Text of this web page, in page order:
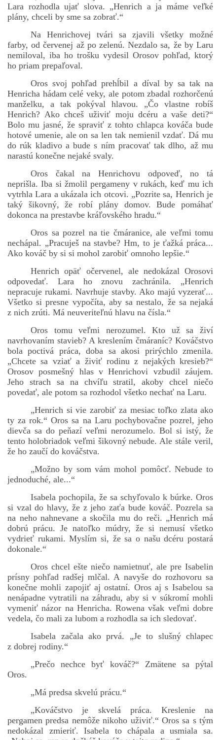
Lara rozhodla ujať slova. „Henrich a ja máme veľké
plány, chceli by sme sa zobrať.“
Na Henrichovej tvári sa zjavili všetky možné
farby, od červenej až po zelenú. Nezdalo sa, že by Laru
nemiloval, iba ho trošku vydesil Orosov pohľad, ktorý
ho priam prepaľoval.
Oros svoj pohľad prehĺbil a díval by sa tak na
Henricha hádam celé veky, ale potom zbadal rozhorčenú
manželku, a tak pokýval hlavou. „Čo vlastne robíš
Henrich? Ako chceš uživiť moju dcéru a vaše deti?“
Bolo mu jasné, že spraviť z tohto chlapca kováča bude
hotové umenie, ale on sa len tak nemienil vzdať. Dá mu
do rúk kladivo a bude s ním pracovať tak dlho, až mu
narastú konečne nejaké svaly.
Oros čakal na Henrichovu odpoveď, no tá
neprišla. Iba si žmolil pergameny v rukách, keď mu ich
vytrhla Lara a ukázala ich otcovi. „Pozrite sa, Henrich je
taký šikovný, že robí plány domov. Bude pomáhať
dokonca na prestavbe kráľovského hradu.“
Oros sa pozrel na tie čmáranice, ale veľmi tomu
nechápal. „Pracuješ na stavbe? Hm, to je ťažká práca...
Ako kováč by si si mohol zarobiť omnoho lepšie.“
Henrich opäť očervenel, ale nedokázal Orosovi
odpovedať. Lara ho znovu zachránila. „Henrich
nepracuje rukami. Navrhuje stavby. Ako majú vyzerať...
Všetko si presne vypočíta, aby sa nestalo, že sa nejaká
z nich zrúti. Má neuveriteľnú hlavu na čísla.“
Oros tomu veľmi nerozumel. Kto už sa živí
navrhovaním stavieb? A kreslením čmáraníc? Kováčstvo
bola poctivá práca, doba sa akosi prirýchlo zmenila.
„Chcete sa vziať a živiť rodinu z nejakých kresieb?“
Orosov posmešný hlas v Henrichovi vzbudil záujem.
Jeho strach sa na chvíľu stratil, akoby chcel niečo
povedať, ale potom sa rozhodol všetko nechať na Laru.
„Henrich si vie zarobiť za mesiac toľko zlata ako
ty za rok.“ Oros sa na Laru pochybovačne pozrel, jeho
dievča sa do peňazí veľmi nerozumelo. Bol si istý, že
tento holobriadok veľmi šikovný nebude. Ale stále veril,
že ho zaučí do kováčstva.
„Možno by som vám mohol pomôcť. Nebude to
jednoduché, ale...“
Isabela pochopila, že sa schyľovalo k búrke. Oros
si vzal do hlavy, že z jeho zaťa bude kováč. Pozrela sa
na neho nahnevane a skočila mu do reči. „Henrich má
dobrú prácu. Je natoľko múdry, že si nemusí všetko
vydrieť rukami. Myslím si, že sa o našu dcéru postará
dokonale.“
Oros chcel ešte niečo namietnuť, ale pre Isabelin
prísny pohľad radšej mlčal. A navyše do rozhovoru sa
konečne mohli zapojiť aj ostatní. Oros aj s Isabelou sa
nenápadne vytratili na záhradu, aby si v súkromí mohli
vymeniť názor na Henricha. Rowena však veľmi dobre
vedela, čo mali za lubom a rozhodla sa ich sledovať.
Isabela začala ako prvá. „Je to slušný chlapec
z dobrej rodiny.“
„Prečo nechce byť kováč?“ Zmätene sa pýtal
Oros.
„Má predsa skvelú prácu.“
„Kováčstvo je skvelá práca. Kreslenie na
pergamen predsa nemôže nikoho uživiť.“ Oros sa s tým
nedokázal zmieriť. Isabela to chápala a usmiala sa.